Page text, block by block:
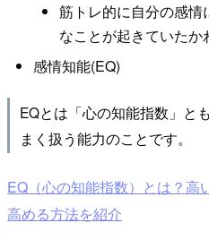
筋トレ的に自分の感
なことが起きていた
感情知能(EQ)
EQとは「心の知能指数」と
まく扱う能力のことです。
EQ（心の知能指数）とは？高
高める方法を紹介